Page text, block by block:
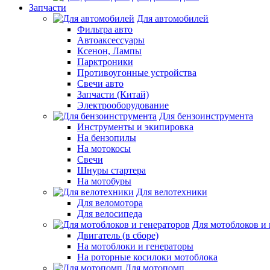
Запчасти
Для автомобилей
Фильтра авто
Автоаксессуары
Ксенон, Лампы
Парктроники
Противоугонные устройства
Свечи авто
Запчасти (Китай)
Электрооборудование
Для бензоинструмента
Инструменты и экипировка
На бензопилы
На мотокосы
Свечи
Шнуры стартера
На мотобуры
Для велотехники
Для веломотора
Для велосипеда
Для мотоблоков и
Двигатель (в сборе)
На мотоблоки и генераторы
На роторные косилоки мотоблока
Для мотопомп